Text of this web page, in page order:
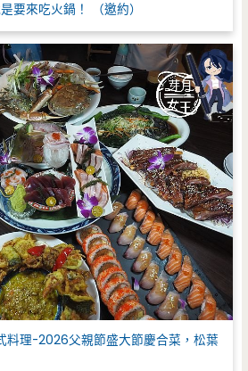
要來吃火鍋！ （邀約）
料理-2026父親節盛大節慶合菜，松葉